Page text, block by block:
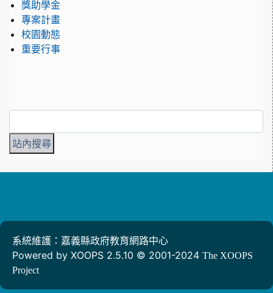
獎助學金
專案計畫
校園動態
重要行事
系統維護：嘉義縣政府教育網路中心
Powered by XOOPS 2.5.10 © 2001-2024 The XOOPS
Project